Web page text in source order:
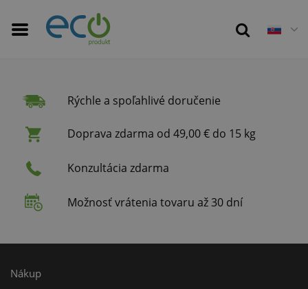
Rýchle a spoľahlivé doručenie
Doprava zdarma od 49,00 € do 15 kg
Konzultácia zdarma
Možnosť vrátenia tovaru až 30 dní
Nákup